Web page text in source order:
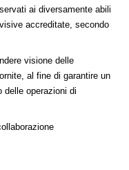
ai diversamente abili
accreditate, secondo
visione delle
al fine di garantire un
delle operazioni di